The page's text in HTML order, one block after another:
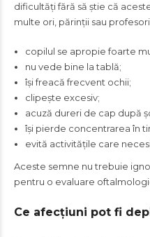
dificultăți fără să știe că
multe ori, părinții sau
copilul se apropie foarte
nu vede bine la tablă;
își freacă frecvent ochii;
clipește excesiv;
acuză dureri de cap după
își pierde concentrarea în
evită activitățile care
Aceste semne nu trebuie
pentru o evaluare
Ce afecțiuni pot fi